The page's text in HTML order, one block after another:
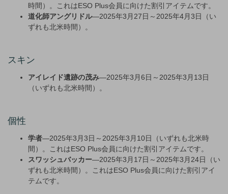
時間）。これはESO Plus会員に向けた割引アイテムです。
道化師アングリドル—2025年3月27日～2025年4月3日（い
ずれも北米時間）。
スキン
アイレイド遺跡の茂み—2025年3月6日～2025年3月13日
（いずれも北米時間）。
個性
学者—2025年3月3日～2025年3月10日（いずれも北米時
間）。これはESO Plus会員に向けた割引アイテムです。
スワッシュバッカー—2025年3月17日～2025年3月24日（い
ずれも北米時間）。これはESO Plus会員に向けた割引アイ
テムです。